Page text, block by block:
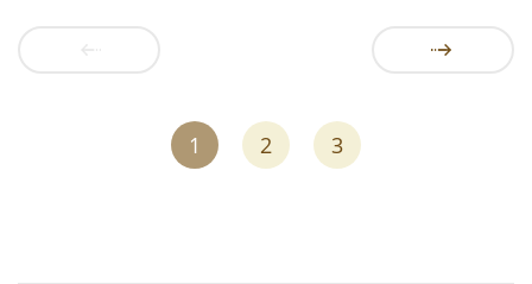
1 2 3